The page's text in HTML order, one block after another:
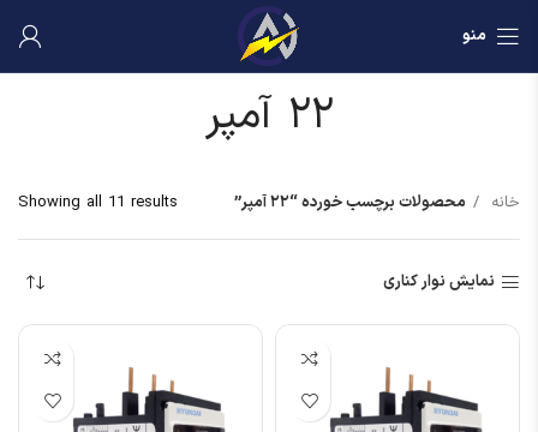
منو
۲۲ آمپر
خانه محصولات برچسب خورده “۲۲ آمپر” Showing all 11 results
نمایش نوار کناری